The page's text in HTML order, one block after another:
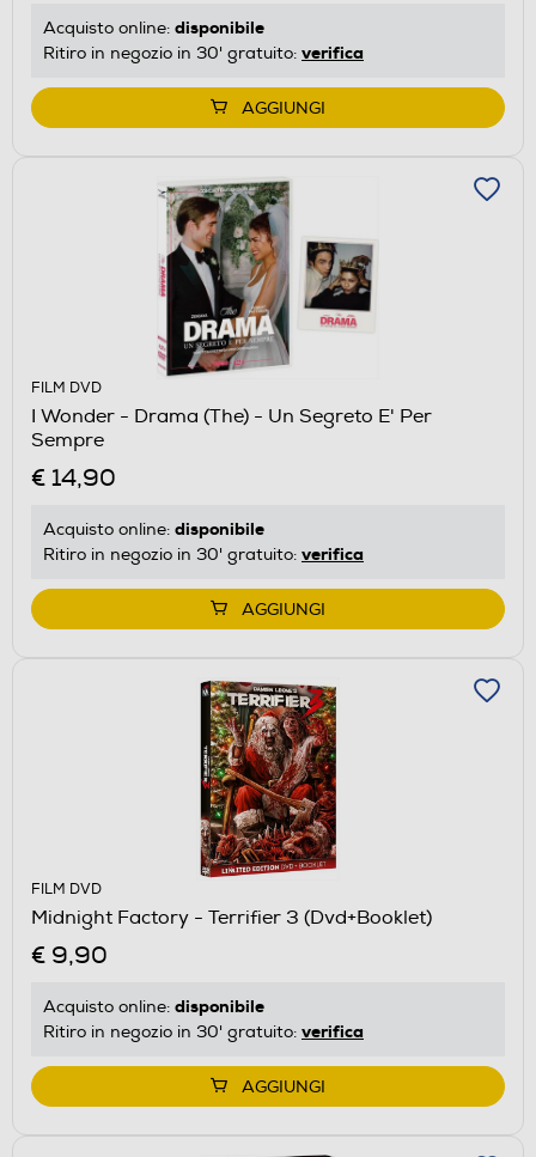
Acquisto online: disponibile
Ritiro in negozio in 30' gratuito: verifica
AGGIUNGI
FILM DVD
I Wonder - Drama (The) - Un Segreto E' Per
Sempre
€ 14,90
Acquisto online: disponibile
Ritiro in negozio in 30' gratuito: verifica
AGGIUNGI
FILM DVD
Midnight Factory - Terrifier 3 (Dvd+Booklet)
€ 9,90
Acquisto online: disponibile
Ritiro in negozio in 30' gratuito: verifica
AGGIUNGI